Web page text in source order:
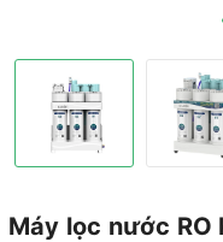
Máy lọc nước